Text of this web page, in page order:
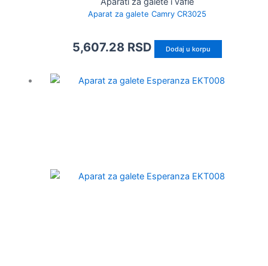
Aparat za galete Camry CR3025
5,607.28 RSD Dodaj u korpu